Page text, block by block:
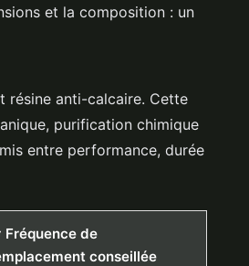
et la composition : un
résine anti-calcaire. Cette
purification chimique
entre performance, durée
Fréquence de
conseillée